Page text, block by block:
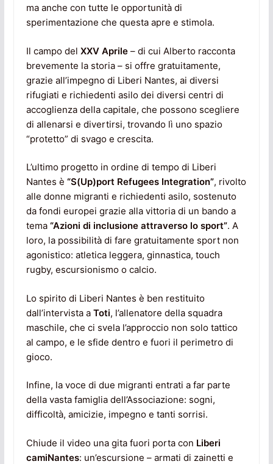
ma anche con tutte le opportunità di
sperimentazione che questa apre e stimola.
Il campo del XXV Aprile– di cui Alberto racconta
brevemente la storia – si offre gratuitamente,
grazie all’impegno di Liberi Nantes, ai diversi
rifugiati e richiedenti asilo dei diversi centri di
accoglienza della capitale, che possono scegliere
di allenarsi e divertirsi, trovando lì uno spazio
“protetto” di svago e crescita.
L’ultimo progetto in ordine di tempo di Liberi
Nantes è “S(Up)port Refugees Integration”, rivolto
alle donne migranti e richiedenti asilo, sostenuto
da fondi europei grazie alla vittoria di un bando a
tema“Azioni di inclusione attraverso lo sport”. A
loro, la possibilità di fare gratuitamente sport non
agonistico: atletica leggera, ginnastica, touch
rugby, escursionismo o calcio.
Lo spirito di Liberi Nantes è ben restituito
dall’intervista a Toti, l’allenatore della squadra
maschile, che ci svela l’approccio non solo tattico
al campo, e le sfide dentro e fuori il perimetro di
gioco.
Infine, la voce di due migranti entrati a far parte
della vasta famiglia dell’Associazione: sogni,
difficoltà, amicizie, impegno e tanti sorrisi.
Chiude il video una gita fuori porta con Liberi
camiNantes: un’escursione – armati di zainetti e